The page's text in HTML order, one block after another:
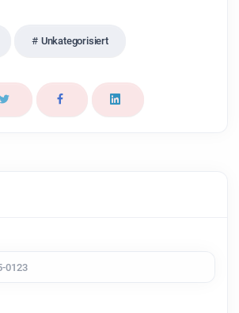
Unkategorisiert